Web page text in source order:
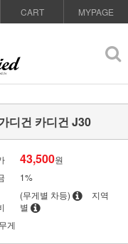
CART MYPAGE
디건 카디건 J30
43,500원
1%
(무게별 차등)
지역
별
게